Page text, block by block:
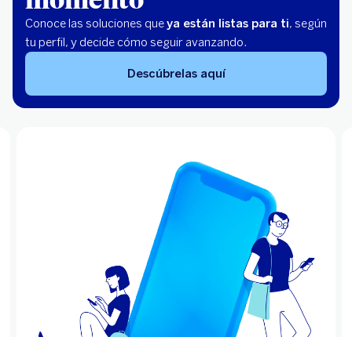
Conoce las soluciones queya están listas para ti, según
tu perfil, y decide cómo seguir avanzando.
Descúbrelas aquí